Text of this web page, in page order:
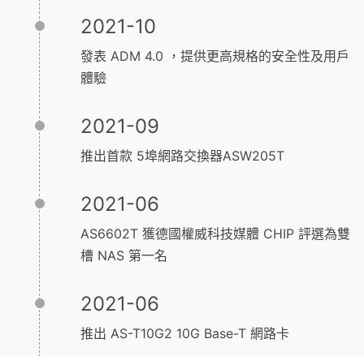
2021-10
發表 ADM 4.0 ，提供更高規格的安全性及用戶
體驗
2021-09
推出首款 5埠網路交換器ASW205T
2021-06
AS6602T 獲德國權威科技媒體 CHIP 評選為雙
槽 NAS 第一名
2021-06
推出 AS-T10G2 10G Base-T 網路卡